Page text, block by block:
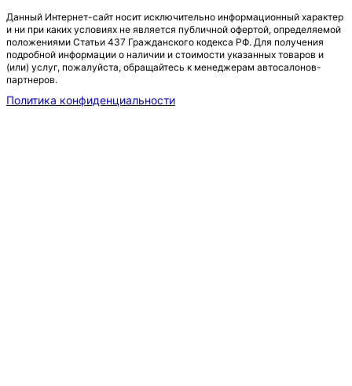
Данный Интернет-сайт носит исключительно информационный характер
и ни при каких условиях не является публичной офертой, определяемой
положениями Статьи 437 Гражданского кодекса РФ. Для получения
подробной информации о наличии и стоимости указанных товаров и
(или) услуг, пожалуйста, обращайтесь к менеджерам автосалонов-
партнеров.
Политика конфиденциальности